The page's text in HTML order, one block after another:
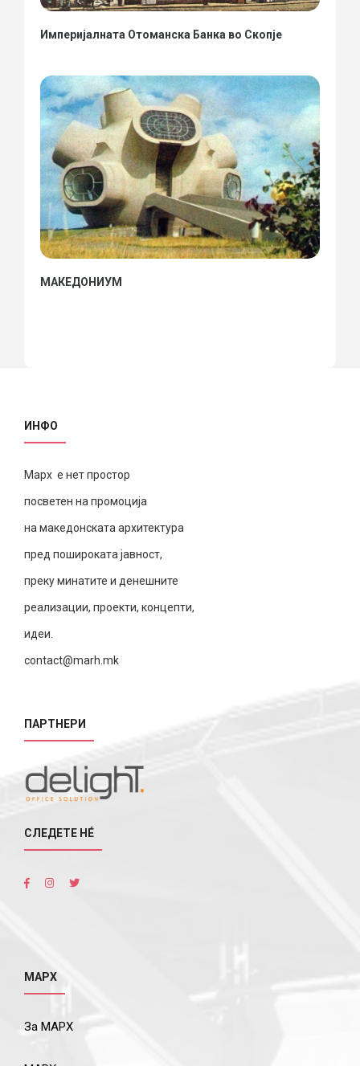
Империјалната Отоманска Банка во Скопје
МАКЕДОНИУМ
ИНФО
Марх е нет простор
посветен на промоција
на македонската архитектура
пред пошироката јавност,
преку минатите и денешните
реализации, проекти, концепти,
идеи.
contact@marh.mk
ПАРТНЕРИ
СЛЕДЕТЕ НÉ
МАРХ
За МАРХ